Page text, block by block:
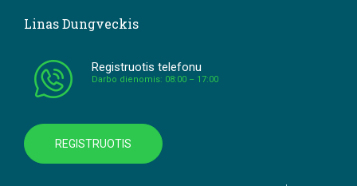
Linas Dungveckis
Registruotis telefonu
Darbo dienomis: 08:00 – 17:00
REGISTRUOTIS